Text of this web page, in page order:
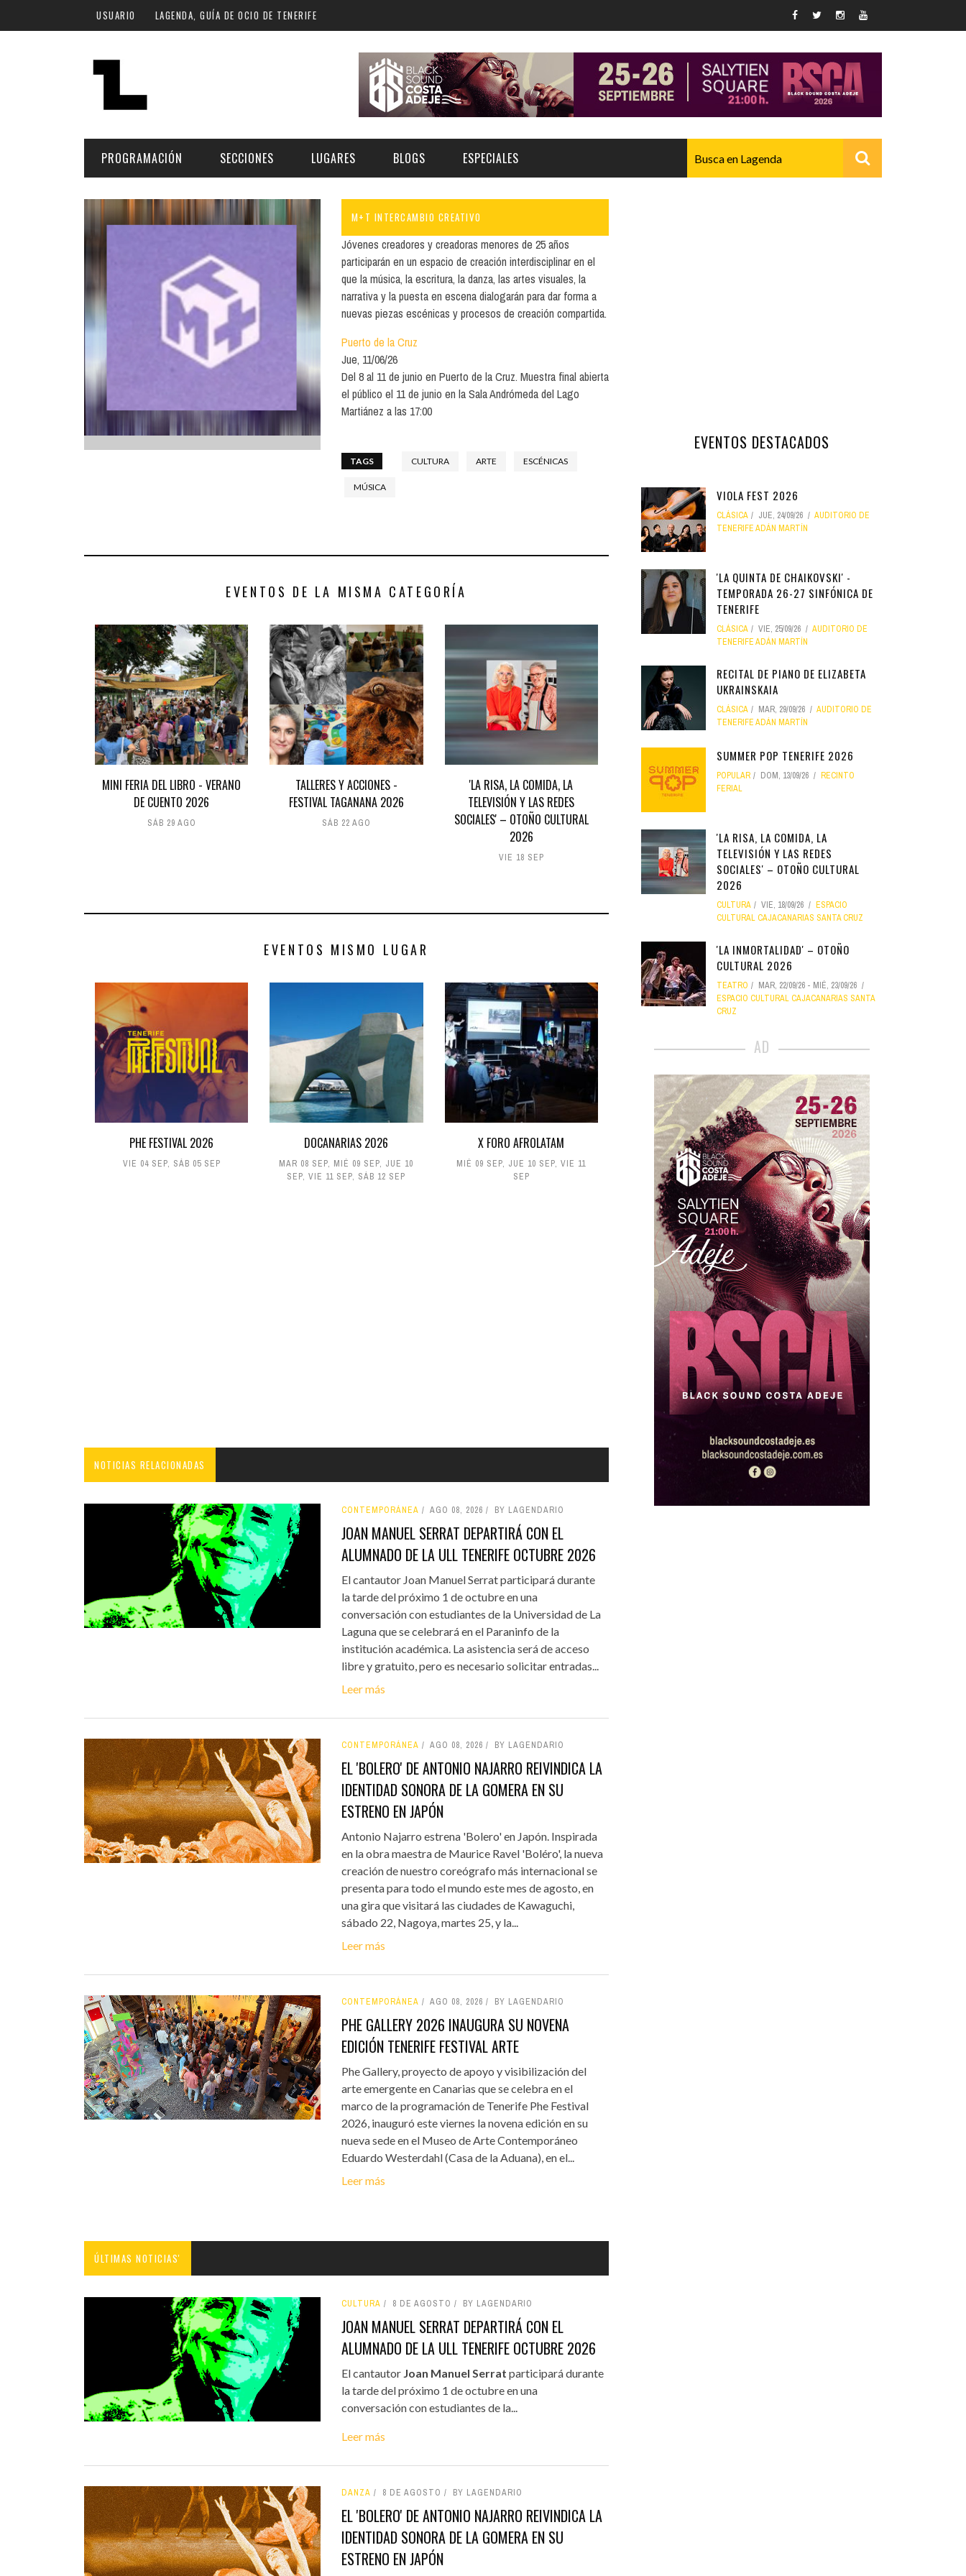
Pasar al contenido principal
USUARIO LAGENDA, GUÍA DE OCIO DE TENERIFE
PROGRAMACIÓN
FECHA
Plan Finde
Norte
Islas
Cultura
Deporte y Naturaleza
Música
SECCIONES
MÚSICA
CULTURA
GASTRONOMÍA
INFANTIL
LUGARES
ARTE | MUSEOS
SALAS Y AUDITORIOS
ESPACIOS CULTURALES
NOCHE
LOCALES CON ACTUACIONES
COMERCIO
GASTRO
FORMATIVO
BLOGS ESPECIALES
FESTIVAL BOREAL 2026
FESTIVAL TAGANANA 2026
NOCTÁMBULA TENERIFE
TENERIFE PHE FESTIVAL 2026
M+T INTERCAMBIO CREATIVO
Jóvenes creadores y creadoras menores de 25 años
participarán en un espacio de creación interdisciplinar en el
que la música, la escritura, la danza, las artes visuales, la
narrativa y la puesta en escena dialogarán para dar forma a
nuevas piezas escénicas y procesos de creación compartida.
Puerto de la Cruz
Jue, 11/06/26
Del 8 al 11 de junio en Puerto de la Cruz. Muestra final abierta
el público el 11 de junio en la Sala Andrómeda del Lago
Martiánez a las 17:00
TAGS CULTURA ARTE ESCÉNICAS
MÚSICA
EVENTOS DE LA MISMA CATEGORÍA
MINI FERIA DEL LIBRO - VERANO
DE CUENTO 2026
SÁB 29 AGO
TALLERES Y ACCIONES -
FESTIVAL TAGANANA 2026
SÁB 22 AGO
'LA RISA, LA COMIDA, LA
TELEVISIÓN Y LAS REDES
SOCIALES' – OTOÑO CULTURAL
2026
VIE 18 SEP
EVENTOS MISMO LUGAR
PHE FESTIVAL 2026
VIE 04 SEP, SÁB 05 SEP
DOCANARIAS 2026
MAR 08 SEP, MIÉ 09 SEP, JUE 10
SEP,VIE 11 SEP, SÁB 12 SEP
X FORO AFROLATAM
MIÉ 09 SEP, JUE 10 SEP,VIE 11
SEP
NOTICIAS RELACIONADAS
CONTEMPORÁNEA AGO 08, 2026 BY LAGENDARIO
JOAN MANUEL SERRAT DEPARTIRÁ CON EL
ALUMNADO DE LA ULL TENERIFE OCTUBRE 2026
El cantautor Joan Manuel Serrat participará durante
la tarde del próximo 1 de octubre en una
conversación con estudiantes de la Universidad de La
Laguna que se celebrará en el Paraninfo de la
institución académica. La asistencia será de acceso
libre y gratuito, pero es necesario solicitar entradas...
Leer más
CONTEMPORÁNEA AGO 08, 2026 BY LAGENDARIO
EL 'BOLERO' DE ANTONIO NAJARRO REIVINDICA LA
IDENTIDAD SONORA DE LA GOMERA EN SU
ESTRENO EN JAPÓN
Antonio Najarro estrena 'Bolero' en Japón. Inspirada
en la obra maestra de Maurice Ravel 'Boléro', la nueva
creación de nuestro coreógrafo más internacional se
presenta para todo el mundo este mes de agosto, en
una gira que visitará las ciudades de Kawaguchi,
sábado 22, Nagoya, martes 25, y la...
Leer más
CONTEMPORÁNEA AGO 08, 2026 BY LAGENDARIO
PHE GALLERY 2026 INAUGURA SU NOVENA
EDICIÓN TENERIFE FESTIVAL ARTE
Phe Gallery, proyecto de apoyo y visibilización del
arte emergente en Canarias que se celebra en el
marco de la programación de Tenerife Phe Festival
2026, inauguró este viernes la novena edición en su
nueva sede en el Museo de Arte Contemporáneo
Eduardo Westerdahl (Casa de la Aduana), en el...
Leer más
ÚLTIMAS NOTICIAS'
CULTURA 8 DE AGOSTO BY LAGENDARIO
JOAN MANUEL SERRAT DEPARTIRÁ CON EL
ALUMNADO DE LA ULL TENERIFE OCTUBRE 2026
El cantautor Joan Manuel Serrat participará durante
la tarde del próximo 1 de octubre en una
conversación con estudiantes de la...
Leer más
DANZA 8 DE AGOSTO BY LAGENDARIO
EL 'BOLERO' DE ANTONIO NAJARRO REIVINDICA LA
IDENTIDAD SONORA DE LA GOMERA EN SU
ESTRENO EN JAPÓN
EVENTOS DESTACADOS
VIOLA FEST 2026
CLÁSICA JUE, 24/09/26
AUDITORIO DE
TENERIFE ADÁN MARTÍN
'LA QUINTA DE CHAIKOVSKI' -
TEMPORADA 26-27 SINFÓNICA DE
TENERIFE
CLÁSICA VIE, 25/09/26
AUDITORIO DE
TENERIFE ADÁN MARTÍN
RECITAL DE PIANO DE ELIZABETA
UKRAINSKAIA
CLÁSICA MAR, 29/09/26
AUDITORIO DE
TENERIFE ADÁN MARTÍN
SUMMER POP TENERIFE 2026
POPULAR DOM, 13/09/26
RECINTO
FERIAL
'LA RISA, LA COMIDA, LA
TELEVISIÓN Y LAS REDES
SOCIALES' – OTOÑO CULTURAL
2026
CULTURA VIE, 18/09/26
ESPACIO
CULTURAL CAJACANARIAS SANTA CRUZ
'LA INMORTALIDAD' – OTOÑO
CULTURAL 2026
TEATRO MAR, 22/09/26 - MIÉ, 23/09/26
ESPACIO CULTURAL CAJACANARIAS SANTA
CRUZ
AD